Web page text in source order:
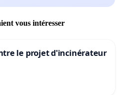
vous intéresser
le projet d'incinérateur